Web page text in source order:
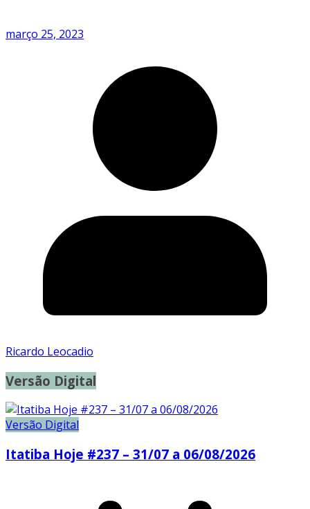
março 25, 2023
Ricardo Leocadio
Versão Digital
Versão Digital
Itatiba Hoje #237 – 31/07 a 06/08/2026